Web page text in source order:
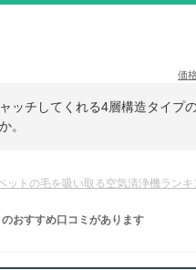
価
ッチしてくれる4層構造タイプ
。
ットの毛を吸い取る空気清浄機ランキ
のおすすめ口コミがあります